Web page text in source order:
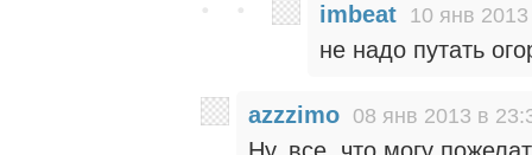
imbeat 10 янв
не надо путать
azzzimo 08 янв 2013 в